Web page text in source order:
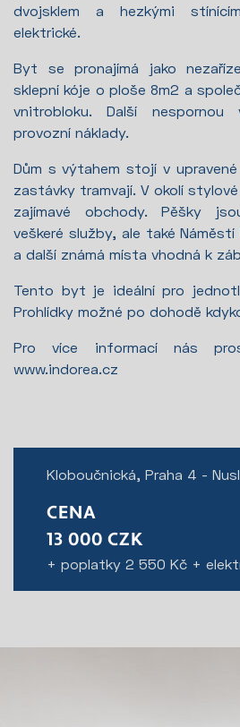
dvojsklem a hezkými
elektrické.
Byt se pronajímá jako
sklepní kóje o ploše 8m2 a
vnitrobloku. Další nespornou
provozní náklady.
Dům s výtahem stojí v
zastávky tramvají. V okolí
zajímavé obchody. Pěšky
veškeré služby, ale také
a další známá místa vhodná k
Tento byt je ideální pro
Prohlídky možné po dohodě
Pro více informací nás
www.indorea.cz
Kloboučnická, Praha 4 -
CENA
13 000 CZK
+ poplatky 2 550 Kč +